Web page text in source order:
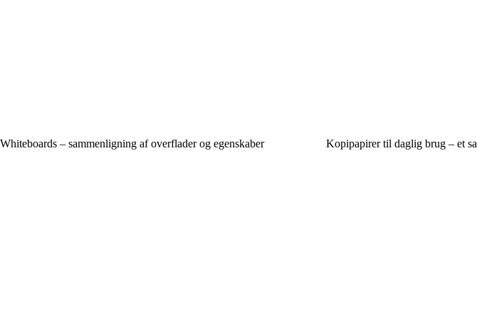
Whiteboards – sammenligning af overflader og egenskaber Kopipapirer til daglig brug – et